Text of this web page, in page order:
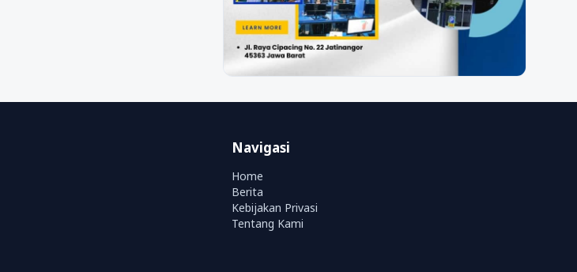
Navigasi
Home
Berita
Kebijakan Privasi
Tentang Kami